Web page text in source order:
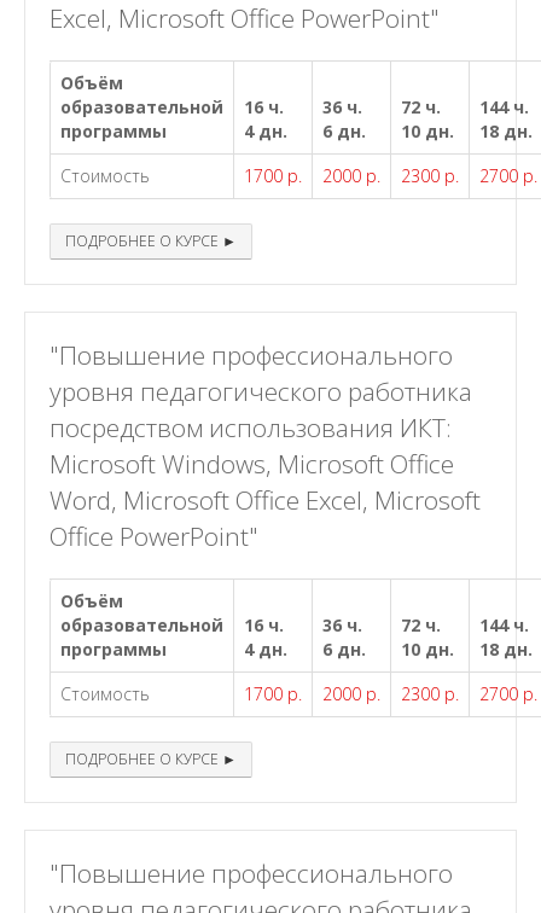
Excel, Microsoft Office PowerPoint"
Объём
образовательной
программы
16 ч.
4 дн.
36 ч.
6 дн.
72 ч.
10 дн.
144 ч.
18 дн.
Стоимость
1700 р. 2000 р. 2300 р. 2700 р.
ПОДРОБНЕЕ О КУРСЕ ►
"Повышение профессионального
уровня педагогического работника
посредством использования ИКТ:
Microsoft Windows, Microsoft Office
Word, Microsoft Office Excel, Microsoft
Office PowerPoint"
Объём
образовательной
программы
16 ч.
4 дн.
36 ч.
6 дн.
72 ч.
10 дн.
144 ч.
18 дн.
Стоимость
1700 р. 2000 р. 2300 р. 2700 р.
ПОДРОБНЕЕ О КУРСЕ ►
"Повышение профессионального